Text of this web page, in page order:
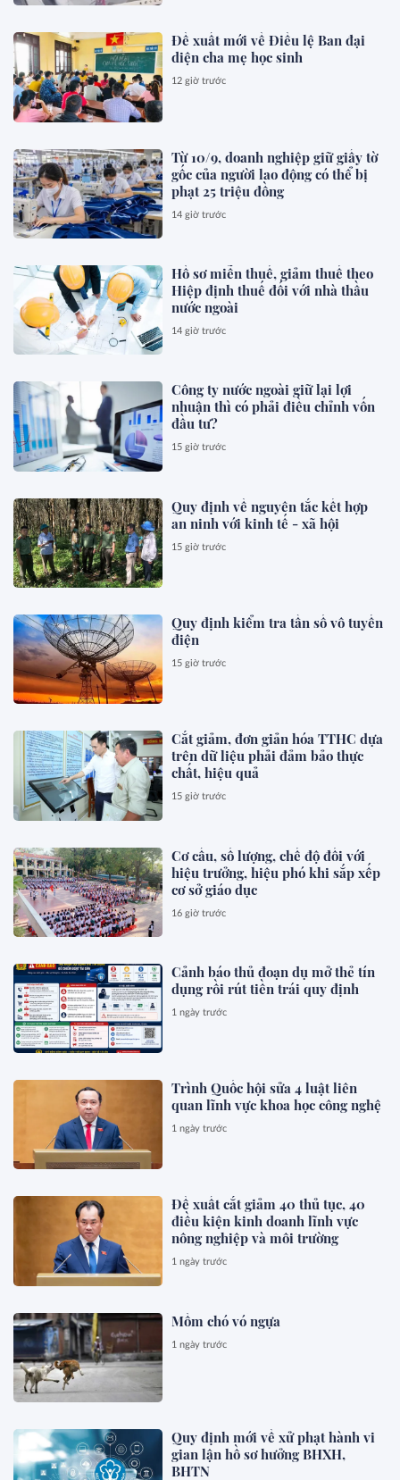
Đề xuất mới về Điều lệ Ban đại
diện cha mẹ học sinh
12 giờ trước
Từ 10/9, doanh nghiệp giữ giấy tờ
gốc của người lao động có thể bị
phạt 25 triệu đồng
14 giờ trước
Hồ sơ miễn thuế, giảm thuế theo
Hiệp định thuế đối với nhà thầu
nước ngoài
14 giờ trước
Công ty nước ngoài giữ lại lợi
nhuận thì có phải điều chỉnh vốn
đầu tư?
15 giờ trước
Quy định về nguyên tắc kết hợp
an ninh với kinh tế - xã hội
15 giờ trước
Quy định kiểm tra tần số vô tuyến
điện
15 giờ trước
Cắt giảm, đơn giản hóa TTHC dựa
trên dữ liệu phải đảm bảo thực
chất, hiệu quả
15 giờ trước
Cơ cấu, số lượng, chế độ đối với
hiệu trưởng, hiệu phó khi sắp xếp
cơ sở giáo dục
16 giờ trước
Cảnh báo thủ đoạn dụ mở thẻ tín
dụng rồi rút tiền trái quy định
1 ngày trước
Trình Quốc hội sửa 4 luật liên
quan lĩnh vực khoa học công nghệ
1 ngày trước
Đề xuất cắt giảm 40 thủ tục, 40
điều kiện kinh doanh lĩnh vực
nông nghiệp và môi trường
1 ngày trước
Mồm chó vó ngựa
1 ngày trước
Quy định mới về xử phạt hành vi
gian lận hồ sơ hưởng BHXH,
BHTN